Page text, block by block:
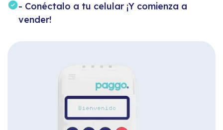
- Conéctalo a tu celular ¡Y comienza a
vender!